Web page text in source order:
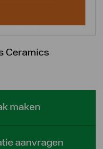
Ceramics
maken
aanvragen